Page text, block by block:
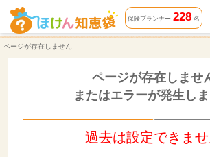
ページが存在しません | ほけん知恵袋
保険プランナー 228名
ページが存在しません
ページが存在しませ
またはエラーが発生し
過去は設定できま